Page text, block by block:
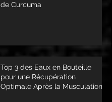
de Curcuma
Top 3 des Eaux en Bouteille
pour une Récupération
Optimale Après la Musculation